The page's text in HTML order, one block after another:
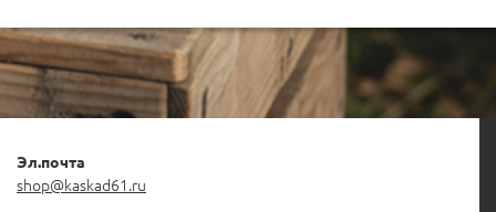
Эл.почта
shop@kaskad61.ru